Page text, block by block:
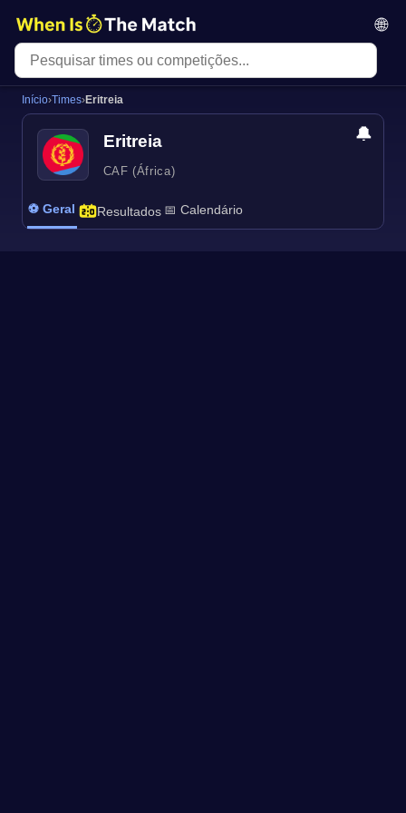
🌐
Início›Times›Eritreia
Eritreia
CAF (África)
🔔
⚽ Geral Resultados 📅 Calendário